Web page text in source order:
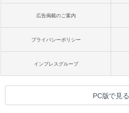
広告掲載のご案内
プライバシーポリシー
インプレスグループ
PC版で見る